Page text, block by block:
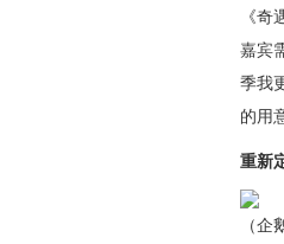
《
嘉宾
季我
的用
重新
（